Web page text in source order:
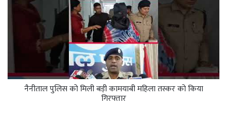
नैनीताल पुलिस को मिली बड़ी कामयाबी महिला तस्कर को किया
गिरफ्तार